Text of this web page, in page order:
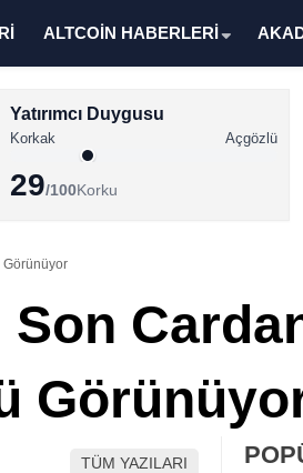
ALTCOİN HABERLERİ
Yatırımcı Duygusu
Korkak Açgözlü
29/100Korku
Görünüyor
TÜM YAZILARI